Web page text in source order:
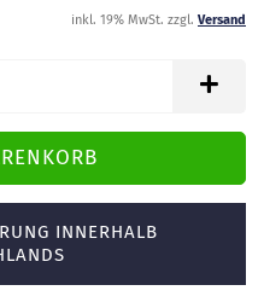
inkl. 19% MwSt. zzgl. Versand
INNERHALB